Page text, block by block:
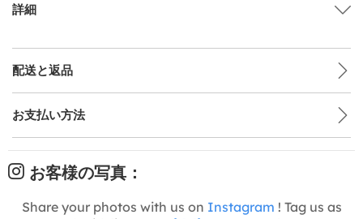
詳細
配送と返品
お支払い方法
お客様の写真：
Share your photos with us on Instagram ! Tag us as